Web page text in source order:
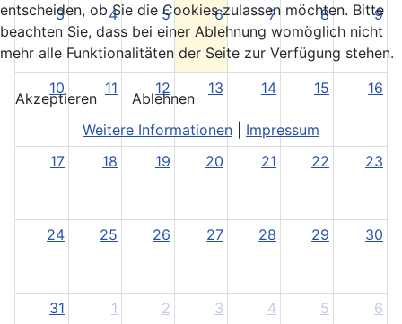
3 4 5 6 7 8 9
10 11 12 13 14 15 16
17 18 19 20 21 22 23
24 25 26 27 28 29 30
31 1 2 3 4 5 6
entscheiden, ob Sie die Cookies zulassen möchten. Bitte
beachten Sie, dass bei einer Ablehnung womöglich nicht
mehr alle Funktionalitäten der Seite zur Verfügung stehen.
Akzeptieren
Ablehnen
Weitere Informationen
Impressum